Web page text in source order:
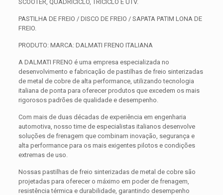
SCOOTER, QUADRICICLO, TRICICLO E UTV.
PASTILHA DE FREIO / DISCO DE FREIO / SAPATA PATIM LONA DE
FREIO.
PRODUTO: MARCA: DALMATI FRENO ITALIANA
A DALMATI FRENO é uma empresa especializada no
desenvolvimento e fabricação de pastilhas de freio sinterizadas
de metal de cobre de alta performance, utilizando tecnologia
italiana de ponta para oferecer produtos que excedem os mais
rigorosos padrões de qualidade e desempenho.
Com mais de duas décadas de experiência em engenharia
automotiva, nosso time de especialistas italianos desenvolve
soluções de frenagem que combinam inovação, segurança e
alta performance para os mais exigentes pilotos e condições
extremas de uso.
Nossas pastilhas de freio sinterizadas de metal de cobre são
projetadas para oferecer o máximo em poder de frenagem,
resistência térmica e durabilidade, garantindo desempenho